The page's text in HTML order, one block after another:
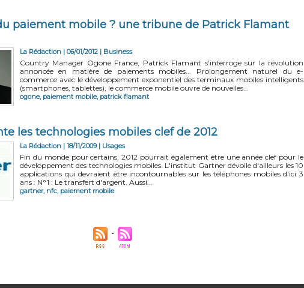
paiement mobile ? une tribune de Patrick Flamant
La Rédaction | 06/01/2012 | Business
Country Manager Ogone France, Patrick Flamant s'interroge sur la révolution
annoncée en matière de paiements mobiles... Prolongement naturel du e-
commerce avec le développement exponentiel des terminaux mobiles intelligents
(smartphones, tablettes), le commerce mobile ouvre de nouvelles...
ogone, paiement mobile, patrick flamant
les technologies mobiles clef de 2012
La Rédaction | 18/11/2009| Usages
Fin du monde pour certains, 2012 pourrait également être une année clef pour le
développement des technologies mobiles. L'institut Gartner dévoile d'ailleurs les 10
applications qui devraient être incontournables sur les téléphones mobiles d'ici 3
ans : N°1 : Le transfert d'argent. Aussi...
gartner, nfc, paiement mobile